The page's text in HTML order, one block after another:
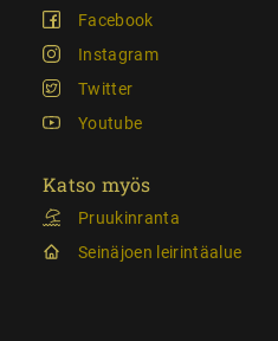
Facebook
Instagram
Twitter
Youtube
Katso myös
Pruukinranta
Seinäjoen leirintäalue